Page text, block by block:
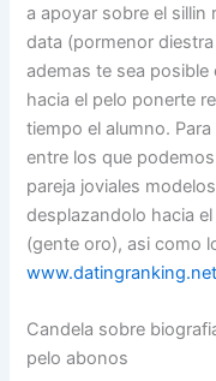
a apoyar sobre el silli­n
data (pormenor
ademas te sea
hacia el pelo ponerte
tiempo el alumno.
entre los que
pareja joviales
desplazandolo hacia
(gente oro), asi como
Candela sobre
pelo abonos